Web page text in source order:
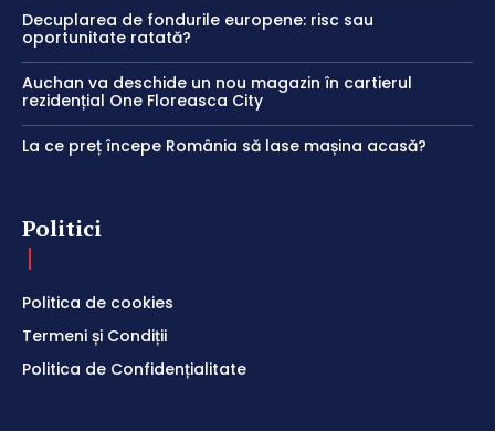
Decuplarea de fondurile europene: risc sau
oportunitate ratată?
Auchan va deschide un nou magazin în cartierul
rezidențial One Floreasca City
La ce preț începe România să lase mașina acasă?
Politici
Politica de cookies
Termeni și Condiții
Politica de Confidențialitate